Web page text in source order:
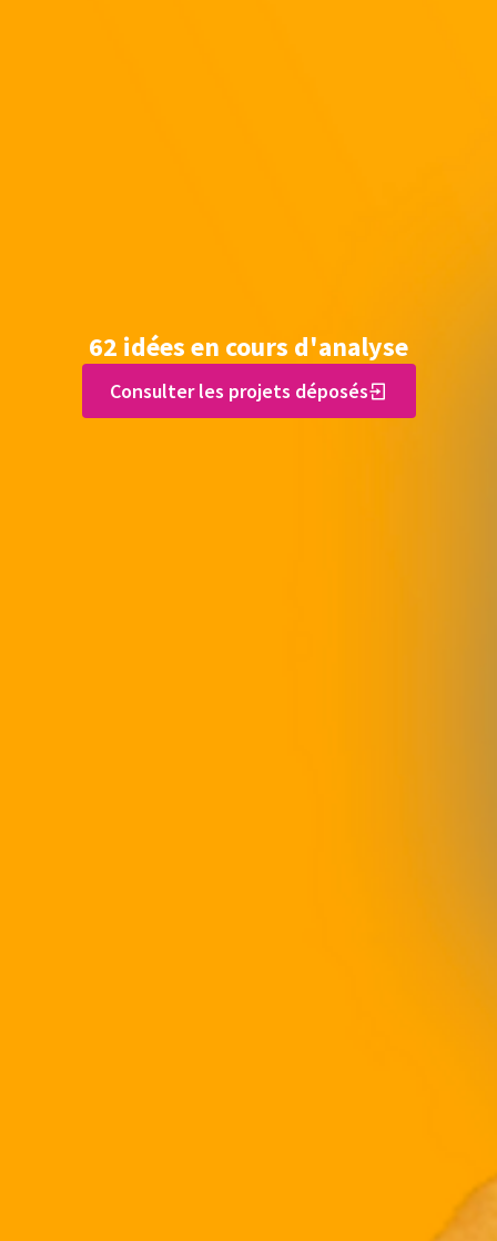
62 idées en cours d'analyse
Consulter les projets déposés